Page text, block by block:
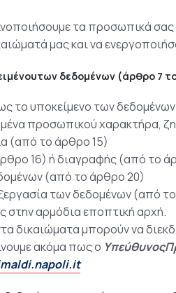
τα προσωπικά
μας και να
δεδομένων (άρθρο 7
το υποκείμενο των
προσωπικού χαρακτήρα,
(από το άρθρο 15)
16) ή διαγραφής (από το
(από το άρθρο 20)
των δεδομένων (από
στην αρμόδια εποπτική αρχή.
δικαιώματα μπορούν να
ακόμα πως ο